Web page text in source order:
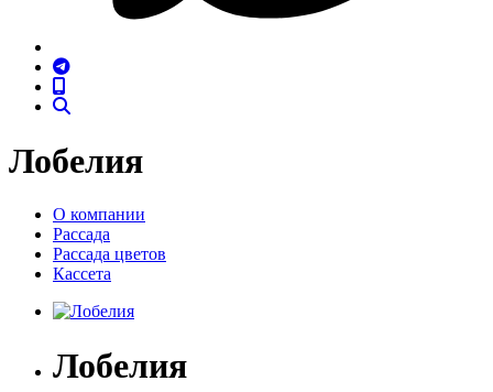
Лобелия
О компании
Рассада
Рассада цветов
Кассета
Лобелия